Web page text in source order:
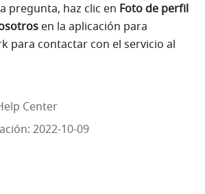
pregunta, haz clic en
en la aplicación para
para contactar con el servicio al
Center
2022-10-09